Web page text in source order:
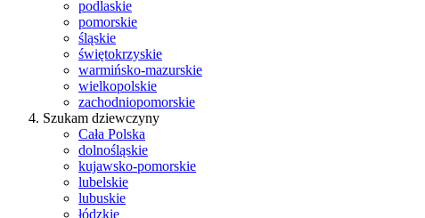
podlaskie
pomorskie
śląskie
świętokrzyskie
warmińsko-mazurskie
wielkopolskie
zachodniopomorskie
Szukam dziewczyny
Cała Polska
dolnośląskie
kujawsko-pomorskie
lubelskie
lubuskie
łódzkie